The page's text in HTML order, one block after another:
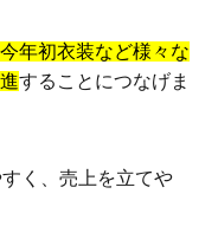
年初衣装など様々な
することにつなげま
く、売上を立てや